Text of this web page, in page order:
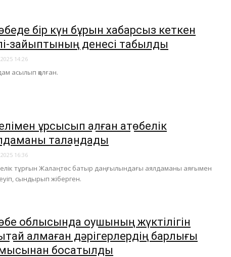
бір күн бұрын хабарсыз кеткен
зайыптының денесі табылды
14:26
асылып қалған.
ұрсысып қалған ақтөбелік
талқандады
16:36
тұрғын Жалаңтөс батыр даңғылындағы аялдаманы аяғымен
сындырып жіберген.
облысында оқушының жүктілігін
алмаған дәрігерлердің барлығы
босатылды